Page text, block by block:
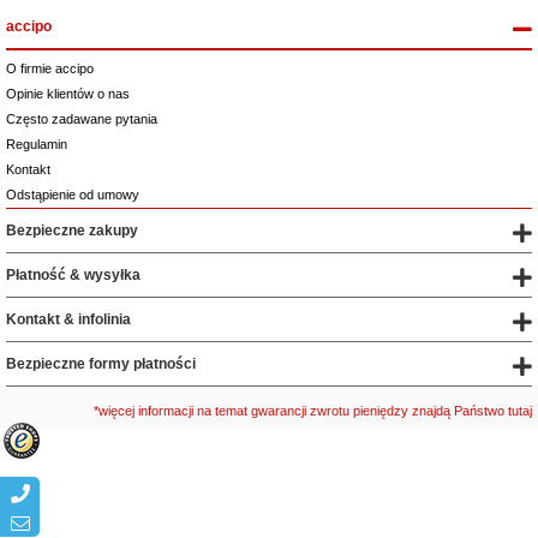
accipo
O firmie accipo
Opinie klientów o nas
Często zadawane pytania
Regulamin
Kontakt
Odstąpienie od umowy
Bezpieczne zakupy
Płatność & wysyłka
Kontakt & infolinia
Bezpieczne formy płatności
*więcej informacji na temat gwarancji zwrotu pieniędzy znajdą Państwo tutaj